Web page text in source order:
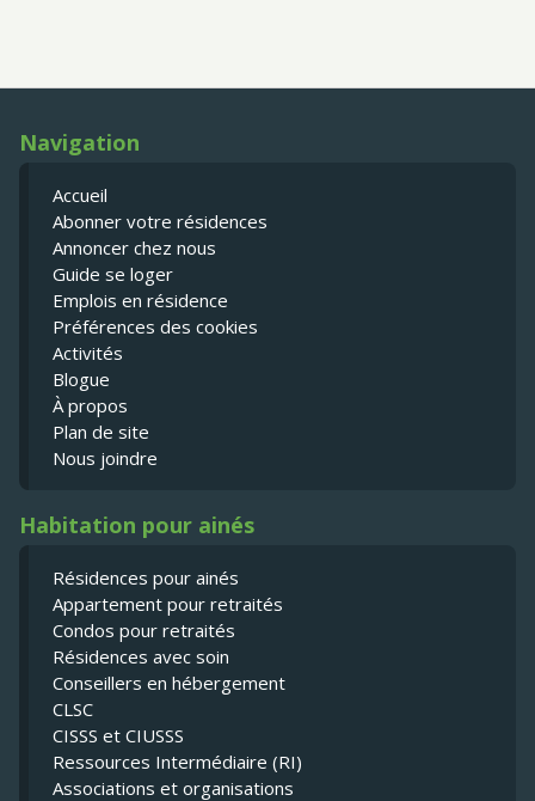
Navigation
Accueil
Abonner votre résidences
Annoncer chez nous
Guide se loger
Emplois en résidence
Préférences des cookies
Activités
Blogue
À propos
Plan de site
Nous joindre
Habitation pour ainés
Résidences pour ainés
Appartement pour retraités
Condos pour retraités
Résidences avec soin
Conseillers en hébergement
CLSC
CISSS et CIUSSS
Ressources Intermédiaire (RI)
Associations et organisations